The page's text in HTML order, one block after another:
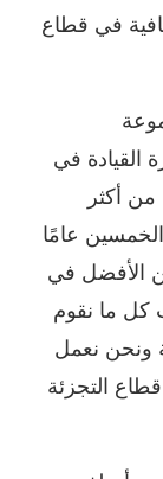
في قطاع
القيادة في
من أكثر
عامًا
الأفضل في
كل ما نقوم
ونحن نعمل
التجزئة